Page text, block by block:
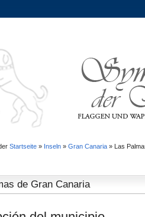
Startseite» Inseln» Gran Canaria» Las
de Gran Canaria